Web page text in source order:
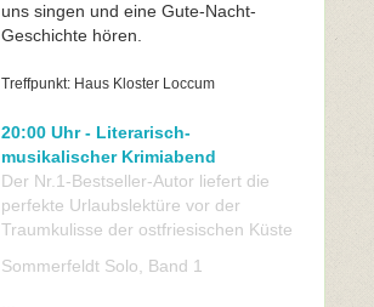
uns singen und eine Gute-Nacht-
Geschichte hören.
Treffpunkt: Haus Kloster Loccum
20:00 Uhr - Literarisch-
musikalischer Krimiabend
Der Nr.1-Bestseller-Autor liefert die
perfekte Urlaubslektüre vor der
Traumkulisse der ostfriesischen Küste
Sommerfeldt Solo, Band 1